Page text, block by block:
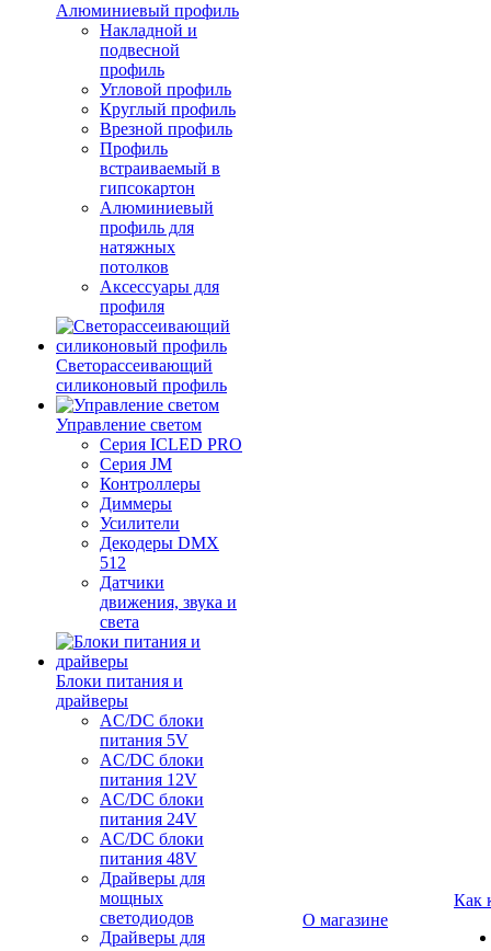
Алюминиевый профиль
Накладной и
подвесной
профиль
Угловой профиль
Круглый профиль
Врезной профиль
Профиль
встраиваемый в
гипсокартон
Алюминиевый
профиль для
натяжных
потолков
Аксессуары для
профиля
Светорассеивающий
силиконовый профиль
Управление светом
Серия ICLED PRO
Серия JM
Контроллеры
Диммеры
Усилители
Декодеры DMX
512
Датчики
движения, звука и
света
Блоки питания и
драйверы
AC/DC блоки
питания 5V
AC/DC блоки
питания 12V
AC/DC блоки
питания 24V
AC/DC блоки
питания 48V
Драйверы для
мощных
светодиодов
Драйверы для
О магазине
Как